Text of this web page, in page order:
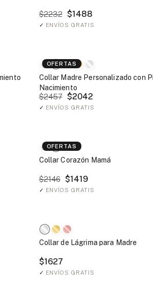
$2232 $1488
✓ ENVÍOS GRATIS
OFERTAS
Collar Madre Personalizado con
Nacimiento
$2457 $2042
✓ ENVÍOS GRATIS
OFERTAS
Collar Corazón Mamá
$2146 $1419
✓ ENVÍOS GRATIS
Collar de Lágrima para Madre
$1627
✓ ENVÍOS GRATIS